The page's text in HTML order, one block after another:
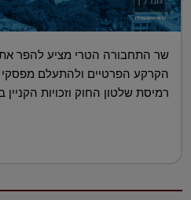
שר התחבורה הטרי מציע להפר
הקרקע הפרטיים ולהתעלם מפסקי
רמיסת שלטון החוק וזכויות